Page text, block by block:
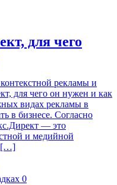
для чего
рекламы и
для чего он нужен и как
видах рекламы в
в бизнесе. Согласно
— это
и медийной
[…]
0